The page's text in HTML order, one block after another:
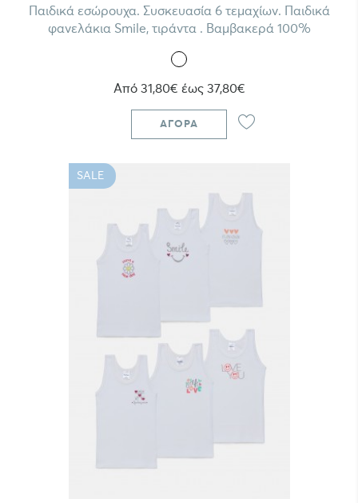
Παιδικά εσώρουχα. Συσκευασία 6 τεμαχίων. Παιδικά
φανελάκια Smile, τιράντα . Βαμβακερά 100%
Από 31,80€ έως 37,80€
ΑΓΟΡΆ
SALE